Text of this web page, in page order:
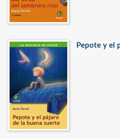
Pepote y el